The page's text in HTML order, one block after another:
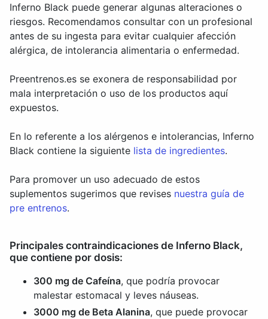
Inferno Black puede generar algunas alteraciones o
riesgos. Recomendamos consultar con un profesional
antes de su ingesta para evitar cualquier afección
alérgica, de intolerancia alimentaria o enfermedad.
Preentrenos.es se exonera de responsabilidad por
mala interpretación o uso de los productos aquí
expuestos.
En lo referente a los alérgenos e intolerancias, Inferno
Black contiene la siguiente lista de ingredientes.
Para promover un uso adecuado de estos
suplementos sugerimos que revises nuestra guía de
pre entrenos.
Principales contraindicaciones de Inferno Black,
que contiene por dosis:
300 mg de Cafeína, que podría provocar
malestar estomacal y leves náuseas.
3000 mg de Beta Alanina, que puede provocar